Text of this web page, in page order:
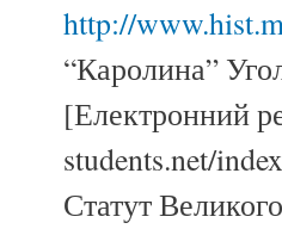
http://
“Каролина”
[Електронний
students.net/
Статут